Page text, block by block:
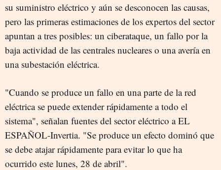
su suministro eléctrico y aún se desconocen las causas,
pero las primeras estimaciones de los expertos del sector
apuntan a tres posibles: un ciberataque, un fallo por la
baja actividad de las centrales nucleares o una avería en
una subestación eléctrica.
"Cuando se produce un fallo en una parte de la red
eléctrica se puede extender rápidamente a todo el
sistema", señalan fuentes del sector eléctrico a EL
ESPAÑOL-Invertia. "Se produce un efecto dominó que
se debe atajar rápidamente para evitar lo que ha
ocurrido este lunes, 28 de abril".